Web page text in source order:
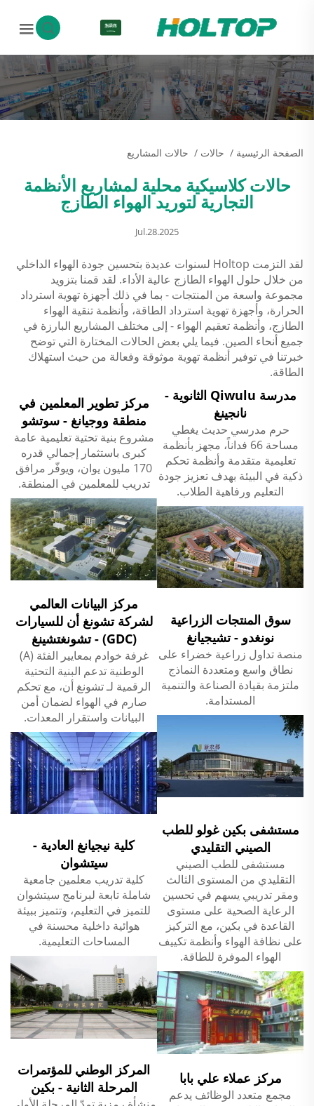
الصفحة الرئيسية / حالات / حالات المشاريع
حالات كلاسيكية محلية لمشاريع الأنظمة
التجارية لتوريد الهواء الطازج
Jul.28.2025
لقد التزمت Holtop لسنوات عديدة بتحسين جودة الهواء الداخلي
من خلال حلول الهواء الطازج عالية الأداء. لقد قمنا بتزويد
مجموعة واسعة من المنتجات - بما في ذلك أجهزة تهوية استرداد
الحرارة، وأجهزة تهوية استرداد الطاقة، وأنظمة تنقية الهواء
الطازج، وأنظمة تعقيم الهواء - إلى مختلف المشاريع البارزة في
جميع أنحاء الصين. فيما يلي بعض الحالات المختارة التي توضح
خبرتنا في توفير أنظمة تهوية موثوقة وفعالة من حيث استهلاك
الطاقة.
مدرسة Qiwulu الثانوية -
نانجينغ
حرم مدرسي حديث يغطي
مساحة 66 فداناً، مجهز بأنظمة
تعليمية متقدمة وأنظمة تحكم
ذكية في البيئة بهدف تعزيز جودة
التعليم ورفاهية الطلاب.
مركز تطوير المعلمين في
منطقة ووجيانغ - سوتشو
مشروع بنية تحتية تعليمية عامة
كبرى باستثمار إجمالي قدره
170 مليون يوان، ويوفّر مرافق
تدريب للمعلمين في المنطقة.
سوق المنتجات الزراعية
نونغدو - تشيجيانغ
منصة تداول زراعية خضراء على
نطاق واسع ومتعددة النماذج
ملتزمة بقيادة الصناعة والتنمية
المستدامة.
مركز البيانات العالمي
لشركة تشونغ أن للسيارات
(GDC) - تشونغتشينغ
غرفة خوادم بمعايير الفئة (A)
الوطنية تدعم البنية التحتية
الرقمية لـ تشونغ أن، مع تحكم
صارم في الهواء لضمان أمن
البيانات واستقرار المعدات.
مستشفى بكين غولو للطب
الصيني التقليدي
مستشفى للطب الصيني
التقليدي من المستوى الثالث
ومقر تدريبي يسهم في تحسين
الرعاية الصحية على مستوى
القاعدة في بكين، مع التركيز
على نظافة الهواء وأنظمة تكييف
الهواء الموفرة للطاقة.
كلية نيجيانغ العادية -
سيتشوان
كلية تدريب معلمين جامعية
شاملة تابعة لبرنامج سيتشوان
للتميز في التعليم، وتتميز ببيئة
هوائية داخلية محسنة في
المساحات التعليمية.
مركز عملاء علي بابا
مجمع متعدد الوظائف يدعم
المركز الوطني للمؤتمرات
المرحلة الثانية - بكين